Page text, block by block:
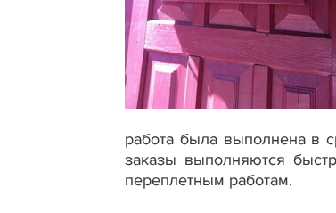
работа была выполнена в
заказы выполняются
переплетным работам.